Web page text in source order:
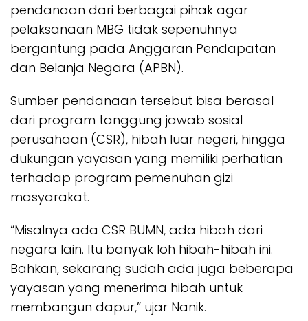
pendanaan dari berbagai pihak agar
pelaksanaan MBG tidak sepenuhnya
bergantung pada Anggaran Pendapatan
dan Belanja Negara (APBN).
Sumber pendanaan tersebut bisa berasal
dari program tanggung jawab sosial
perusahaan (CSR), hibah luar negeri, hingga
dukungan yayasan yang memiliki perhatian
terhadap program pemenuhan gizi
masyarakat.
“Misalnya ada CSR BUMN, ada hibah dari
negara lain. Itu banyak loh hibah-hibah ini.
Bahkan, sekarang sudah ada juga beberapa
yayasan yang menerima hibah untuk
membangun dapur,” ujar Nanik.